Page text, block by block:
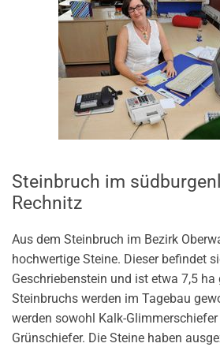
Steinbruch im
Rechnitz
Aus dem Steinbruch im Bezirk
hochwertige Steine. Dieser befindet
Geschriebenstein und ist etwa 7,5 ha
Steinbruchs werden im Tagebau
werden sowohl Kalk-
Grünschiefer. Die Steine haben